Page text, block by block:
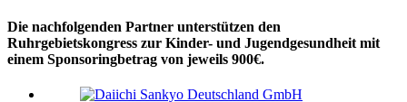
Die nachfolgenden Partner unterstützen den
Ruhrgebietskongress zur Kinder- und Jugendgesundheit mit
einem Sponsoringbetrag von jeweils 900€.